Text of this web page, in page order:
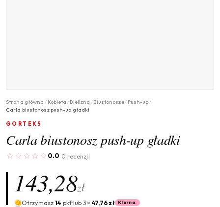
Strona główna / Kobieta /Bielizna /Biustonosze/ Push-up/
Carla biustonosz push-up gładki
GORTEKS
Carla biustonosz push-up gładki
0.0· 0 recenzji
143,28zł
Otrzymasz14 pktlub 3×47,76 zł Klarna.